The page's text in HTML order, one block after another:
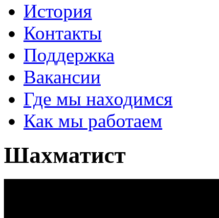
История
Контакты
Поддержка
Вакансии
Где мы находимся
Как мы работаем
Шахматист